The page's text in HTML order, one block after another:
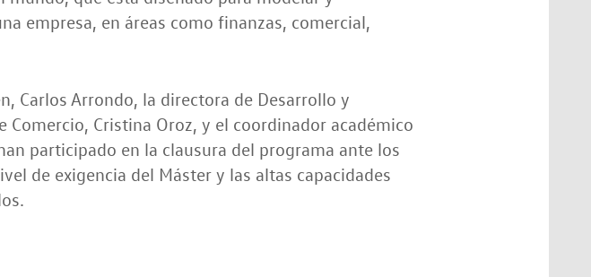
empresa, en áreas como finanzas, comercial,
Carlos Arrondo, la directora de Desarrollo y
Comercio, Cristina Oroz, y el coordinador académico
participado en la clausura del programa ante los
de exigencia del Máster y las altas capacidades